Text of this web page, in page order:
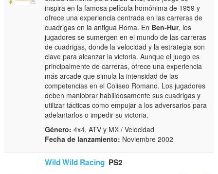
inspira en la famosa película homónima de 1959 y
ofrece una experiencia centrada en las carreras de
cuadrigas en la antigua Roma. En Ben-Hur, los
jugadores se sumergen en el mundo de las carreras
de cuadrigas, donde la velocidad y la estrategia son
clave para alcanzar la victoria. Aunque el juego es
principalmente de carreras, ofrece una experiencia
más arcade que simula la intensidad de las
competencias en el Coliseo Romano. Los jugadores
deben maniobrar habilidosamente sus cuadrigas y
utilizar tácticas como empujar a los adversarios para
adelantarlos o impedir su victoria.
Género: 4x4, ATV y MX / Velocidad
Fecha de lanzamiento: Noviembre 2002
Wild Wild Racing PS2